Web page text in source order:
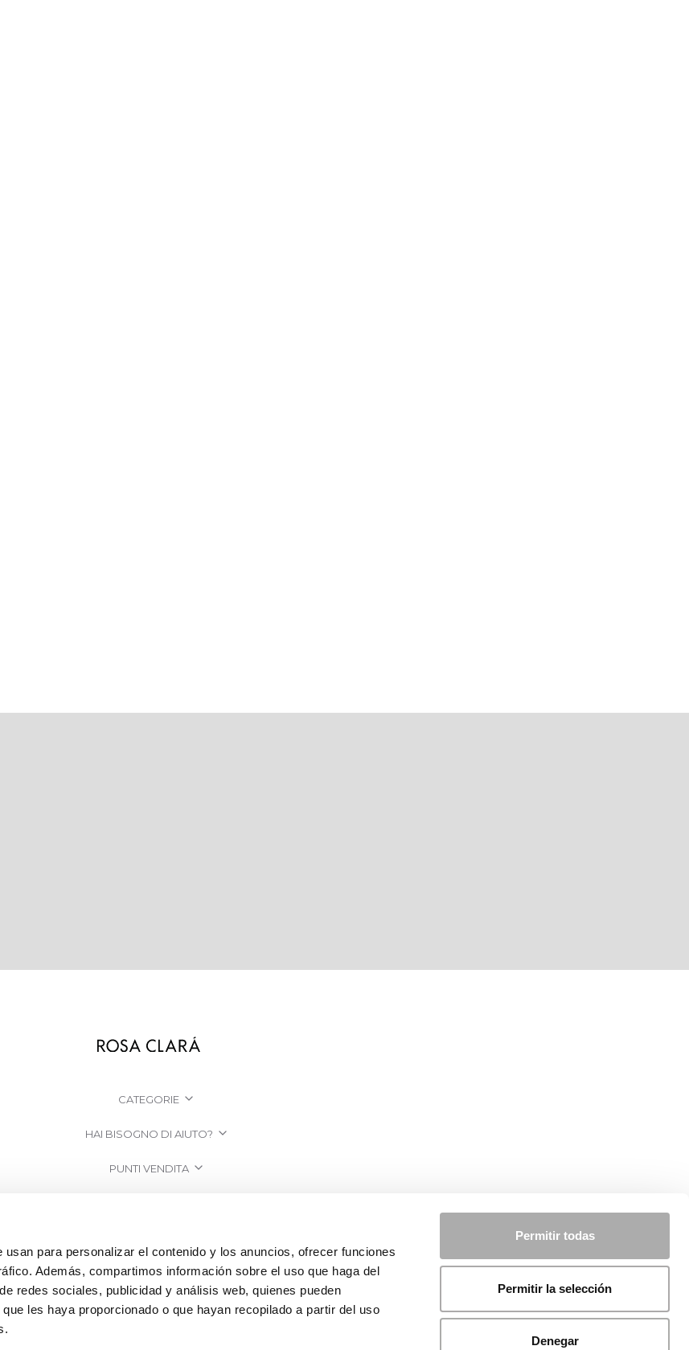
para personalizar el contenido y los anuncios, ofrecer funciones
Además, compartimos información sobre el uso que haga del
redes sociales, publicidad y análisis web, quienes pueden
les haya proporcionado o que hayan recopilado a partir del uso
Permitir todas
Permitir la selección
Denegar
CATEGORIE
HAI BISOGNO DI AIUTO?
PUNTI VENDITA